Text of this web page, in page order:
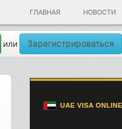
ГЛАВНАЯ НОВОСТИ
или Зарегистрироваться